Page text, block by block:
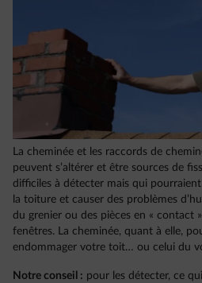
La cheminée et les raccords de
peuvent s’altérer et être sources de
difficiles à détecter mais qui
la toiture et causer des problèmes
du grenier ou des pièces en « contact
fenêtres. La cheminée, quant à elle,
endommager votre toit… ou celui du
Notre conseil : pour les détecter, ce